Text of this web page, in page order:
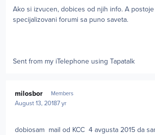
Ako si izvucen, dobices od njih info. A
specijalizovani forumi sa puno saveta.
Sent from my iTelephone using Tapatalk
milosbor Members
August 13, 20187 yr
dobiosam mail od KCC 4 avgusta 2015 da